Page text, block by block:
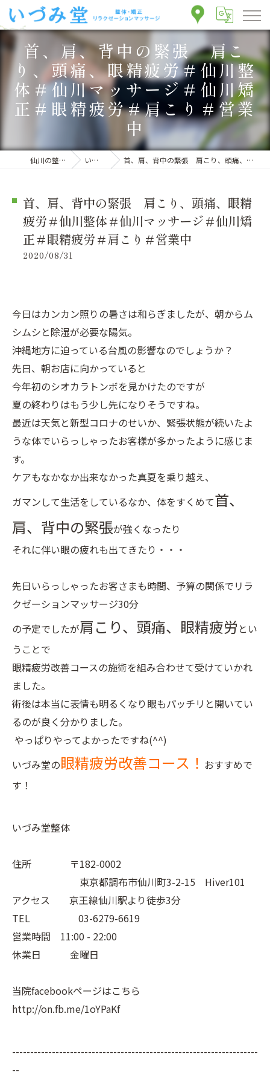
首、肩、背中の緊張 肩こ
り、頭痛、眼精疲労＃仙川整
体＃仙川マッサージ＃仙川矯
正＃眼精疲労＃肩こり＃営業
中
仙川の整体ならいづみ堂整体院 いづみ堂のブログ 首、肩、背中の緊張 肩こり、頭痛、眼精疲労＃仙川整体＃仙川マッサージ＃仙川矯正＃眼精疲労＃肩こり＃営業中
首、肩、背中の緊張 肩こり、頭痛、眼精
疲労＃仙川整体＃仙川マッサージ＃仙川矯
正＃眼精疲労＃肩こり＃営業中
2020/08/31
今日はカンカン照りの暑さは和らぎましたが、朝からム
シムシと除湿が必要な陽気。
沖縄地方に迫っている台風の影響なのでしょうか？
先日、朝お店に向かっていると
今年初のシオカラトンボを見かけたのですが
夏の終わりはもう少し先になりそうですね。
最近は天気と新型コロナのせいか、緊張状態が続いたよ
うな体でいらっしゃったお客様が多かったように感じま
す。
ケアもなかなか出来なかった真夏を乗り越え、
ガマンして生活をしているなか、体をすくめて首、
肩、背中の緊張が強くなったり
それに伴い眼の疲れも出てきたり・・・
先日いらっしゃったお客さまも時間、予算の関係でリラ
クゼーションマッサージ30分
の予定でしたが肩こり、頭痛、眼精疲労 とい
うことで
眼精疲労改善コースの施術を組み合わせて受けていかれ
ました。
術後は本当に表情も明るくなり眼もパッチリと開いてい
るのが良く分かりました。
やっぱりやってよかったですね(^^)
いづみ堂の眼精疲労改善コース！ おすすめで
す！
いづみ堂整体
住所 〒182-0002
東京都調布市仙川町3-2-15 Hiver101
アクセス 京王線仙川駅より徒歩3分
TEL 03-6279-6619
営業時間 11:00 - 22:00
休業日 金曜日
当院facebookページはこちら
http://on.fb.me/1oYPaKf
--------------------------------------------------------------------
--